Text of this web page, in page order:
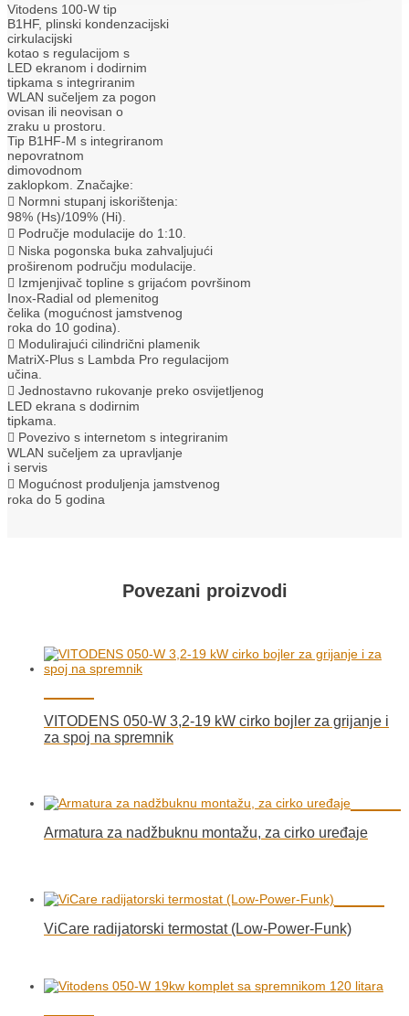
Vitodens 100-W tip
B1HF, plinski kondenzacijski
cirkulacijski
kotao s regulacijom s
LED ekranom i dodirnim
tipkama s integriranim
WLAN sučeljem za pogon
ovisan ili neovisan o
zraku u prostoru.
Tip B1HF-M s integriranom
nepovratnom
dimovodnom
zaklopkom. Značajke:
 Normni stupanj iskorištenja:
98% (Hs)/109% (Hi).
 Područje modulacije do 1:10.
 Niska pogonska buka zahvaljujući
proširenom području modulacije.
 Izmjenjivač topline s grijaćom površinom
Inox-Radial od plemenitog
čelika (mogućnost jamstvenog
roka do 10 godina).
 Modulirajući cilindrični plamenik
MatriX-Plus s Lambda Pro regulacijom
učina.
 Jednostavno rukovanje preko osvijetljenog
LED ekrana s dodirnim
tipkama.
 Povezivo s internetom s integriranim
WLAN sučeljem za upravljanje
i servis
 Mogućnost produljenja jamstvenog
roka do 5 godina
Povezani proizvodi
VITODENS 050-W 3,2-19 kW cirko bojler za grijanje i
za spoj na spremnik
Armatura za nadžbuknu montažu, za cirko uređaje
ViCare radijatorski termostat (Low-Power-Funk)